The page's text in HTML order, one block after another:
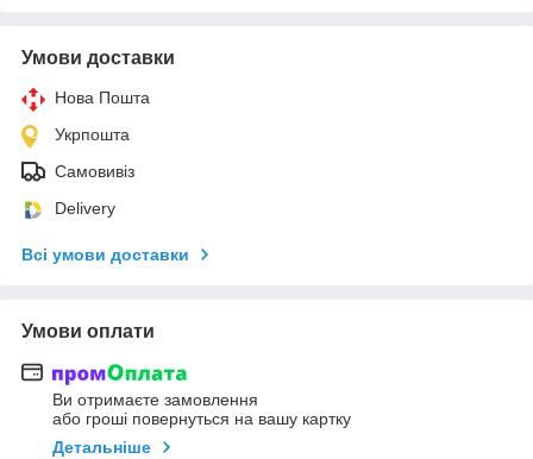
Умови доставки
Нова Пошта
Укрпошта
Самовивіз
Delivery
Всі умови доставки
Умови оплати
Ви отримаєте замовлення
або гроші повернуться на вашу картку
Детальніше